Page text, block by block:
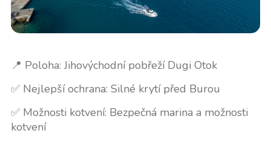
📍 Poloha: Jihovýchodní pobřeží Dugi Otok
✅ Nejlepší ochrana: Silné krytí před Burou
✅ Možnosti kotvení: Bezpečná marina a možnosti
kotvení